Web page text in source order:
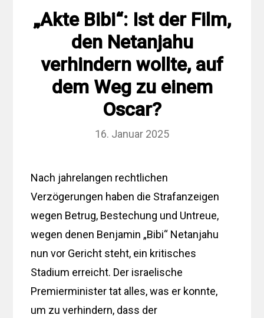
„Akte Bibi“: Ist der Film,
den Netanjahu
verhindern wollte, auf
dem Weg zu einem
Oscar?
16. Januar 2025
Nach jahrelangen rechtlichen
Verzögerungen haben die Strafanzeigen
wegen Betrug, Bestechung und Untreue,
wegen denen Benjamin „Bibi“ Netanjahu
nun vor Gericht steht, ein kritisches
Stadium erreicht. Der israelische
Premierminister tat alles, was er konnte,
um zu verhindern, dass der